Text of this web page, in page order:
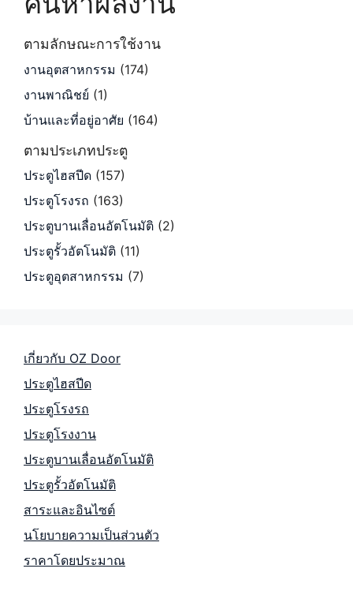
ตามลักษณะการใช้งาน
งานอุตสาหกรรม (174)
งานพาณิชย์ (1)
บ้านและที่อยู่อาศัย (164)
ตามประเภทประตู
ประตูไฮสปีด (157)
ประตูโรงรถ (163)
ประตูบานเลื่อนอัตโนมัติ (2)
ประตูรั้วอัตโนมัติ (11)
ประตูอุตสาหกรรม (7)
เกี่ยวกับ OZ Door
ประตูไฮสปีด
ประตูโรงรถ
ประตูโรงงาน
ประตูบานเลื่อนอัตโนมัติ
ประตูรั้วอัตโนมัติ
สาระและอินไซต์
นโยบายความเป็นส่วนตัว
ราคาโดยประมาณ